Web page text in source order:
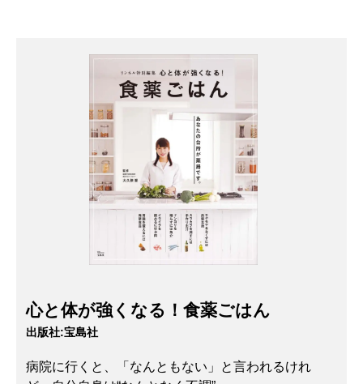
心と体が強くなる！食薬ごはん
出版社:宝島社
病院に行くと、「なんともない」と言われるけれ